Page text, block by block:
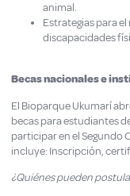
animal.
Estrategias para
discapacidades
Becas nacionales e
El Bioparque Ukumarí
becas para estudiantes
participar en el Segundo
incluye: Inscripción,
¿Quiénes pueden